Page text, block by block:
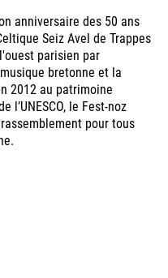
anniversaire des 50 ans
Seiz Avel de Trappes
parisien par
bretonne et la
2012 au patrimoine
l’UNESCO, le Fest-noz
pour tous